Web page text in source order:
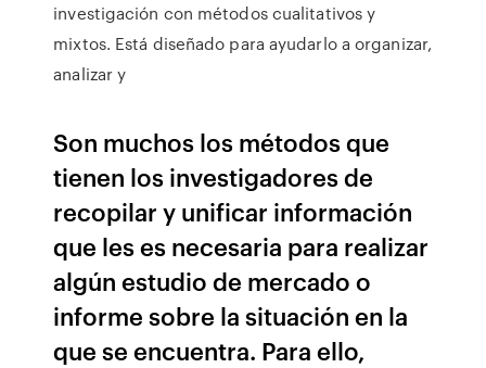
investigación con métodos cualitativos y
mixtos. Está diseñado para ayudarlo a organizar,
analizar y
Son muchos los métodos que
tienen los investigadores de
recopilar y unificar información
que les es necesaria para realizar
algún estudio de mercado o
informe sobre la situación en la
que se encuentra. Para ello,